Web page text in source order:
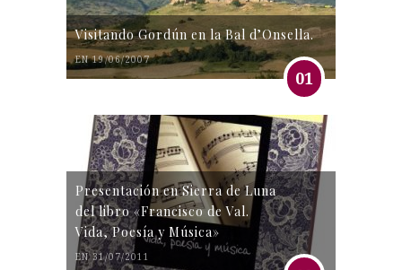
Visitando Gordún en la Bal d’Onsella.
EN 19/06/2007
01
Presentación en Sierra de Luna
del libro «Francisco de Val.
Vida, Poesía y Música»
EN 31/07/2011